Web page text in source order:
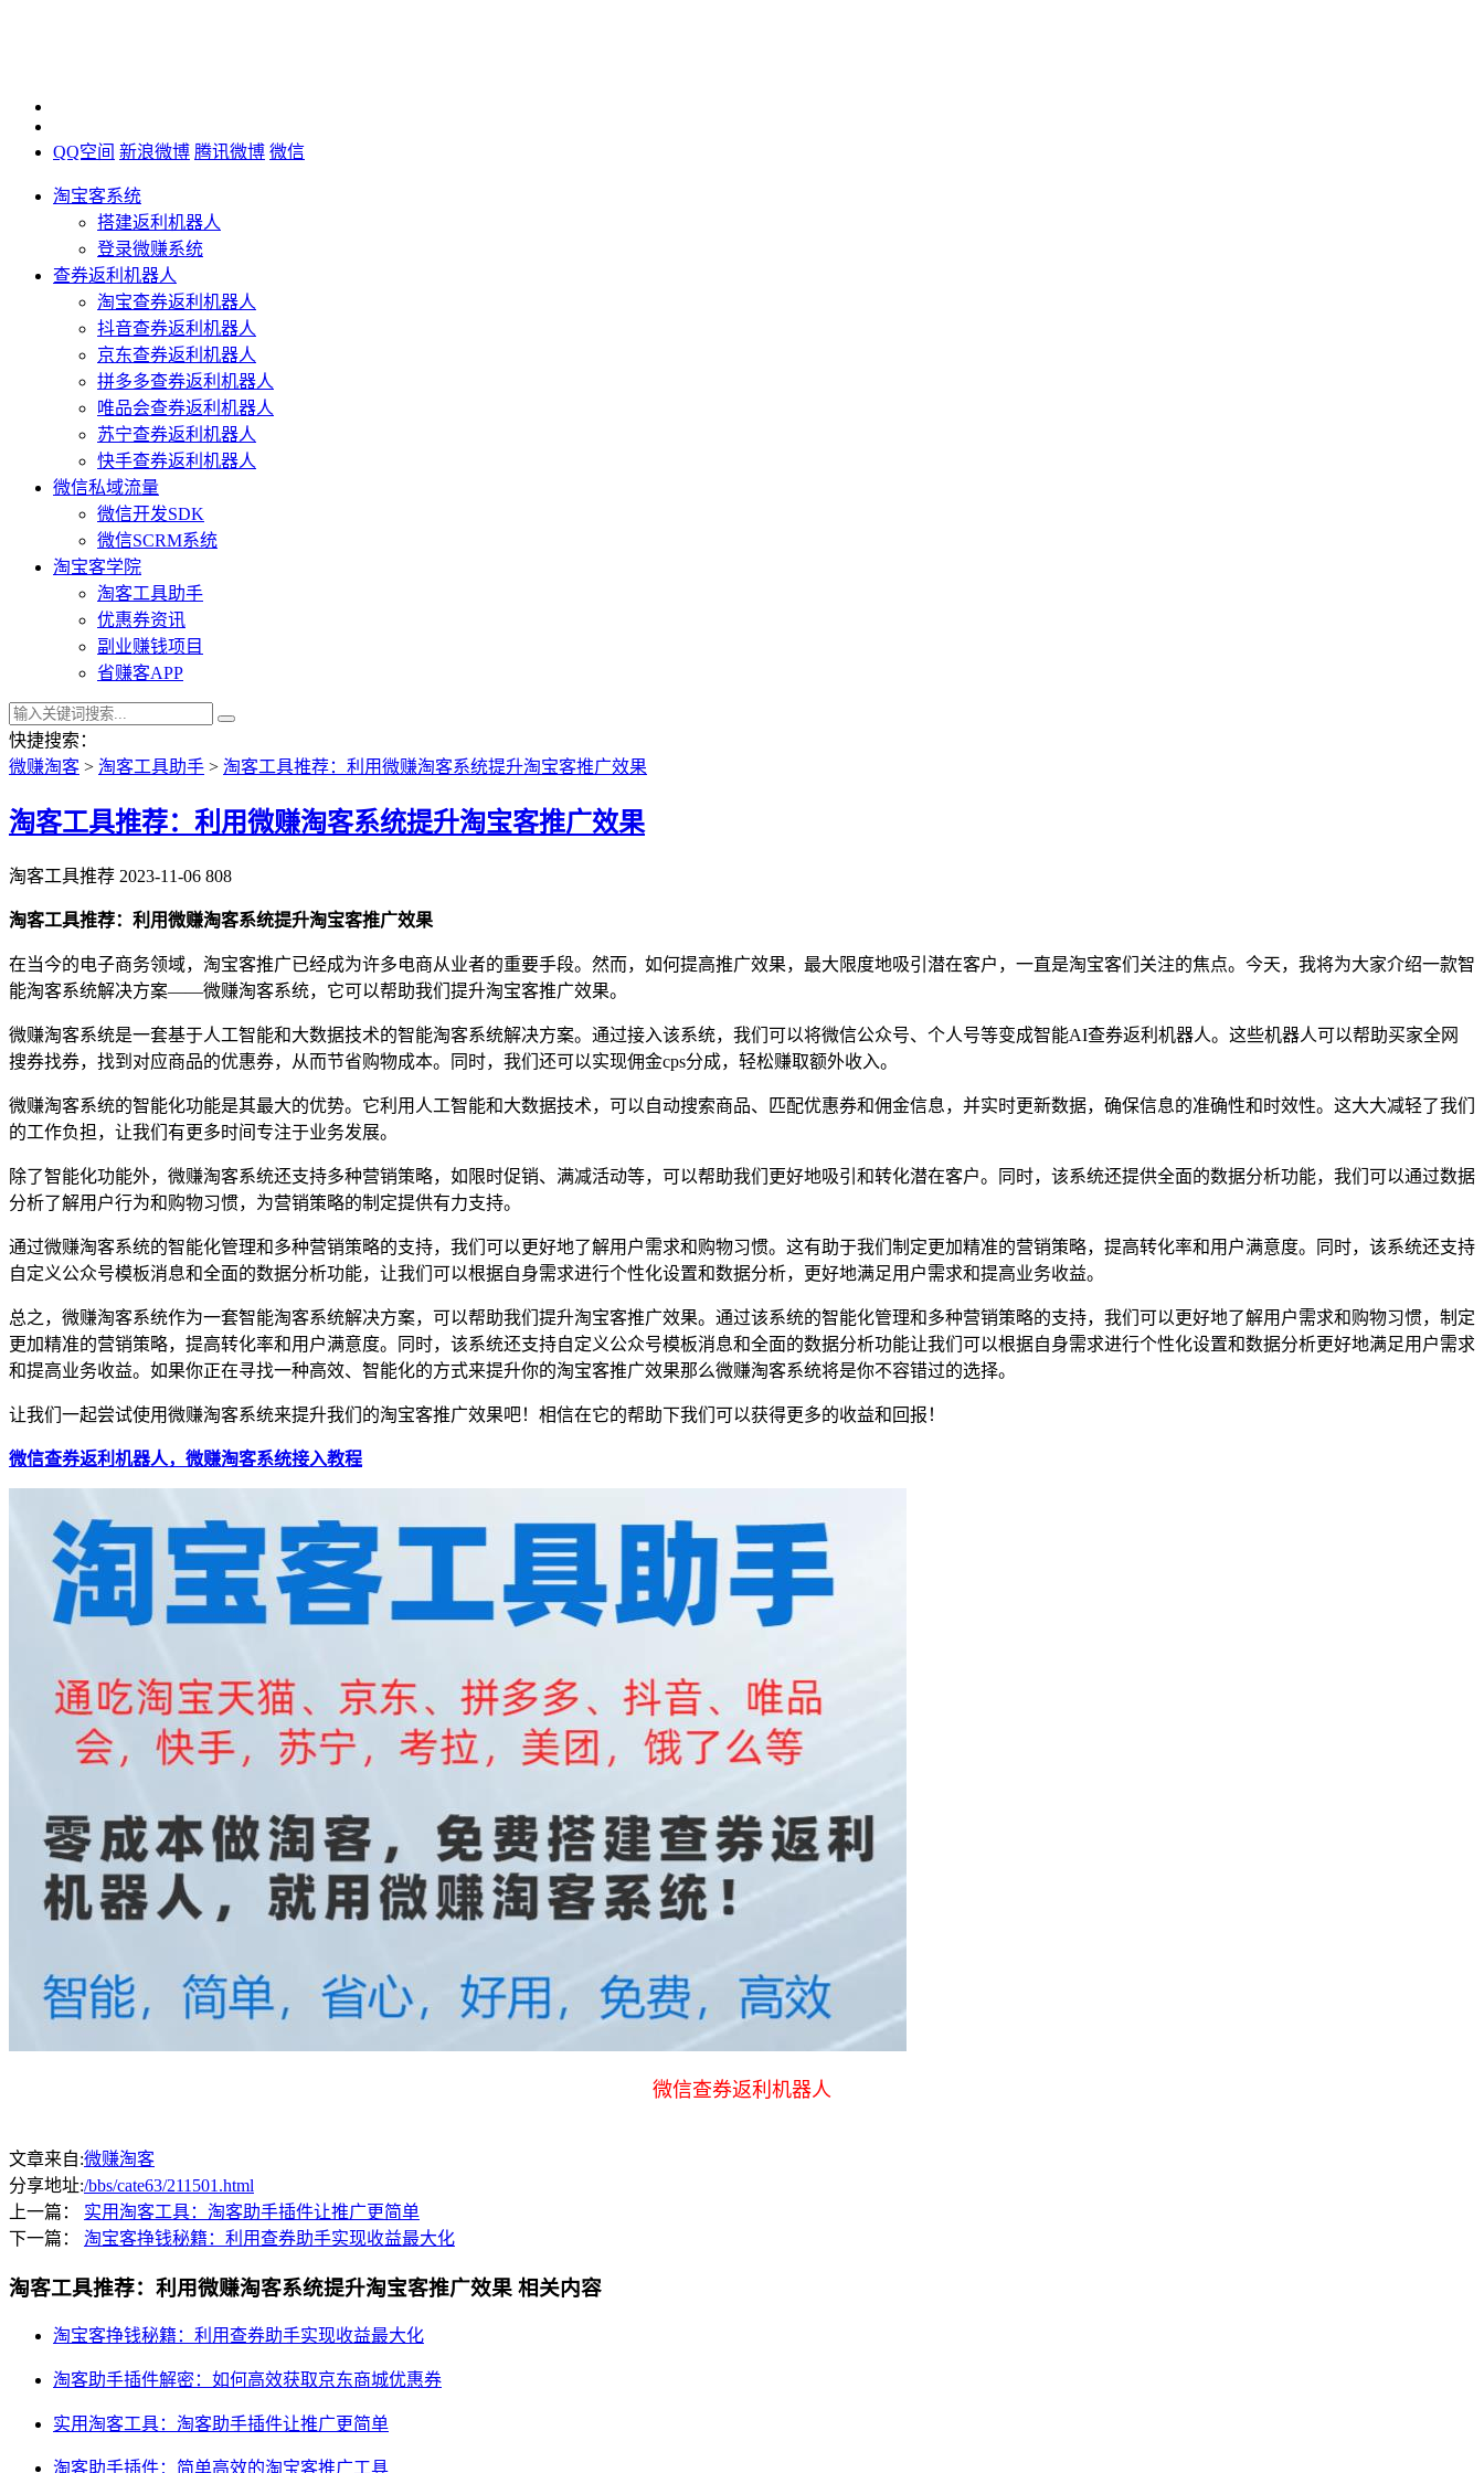
QQ空间 新浪微博 腾讯微博 微信
淘宝客系统
搭建返利机器人
登录微赚系统
查券返利机器人
淘宝查券返利机器人
抖音查券返利机器人
京东查券返利机器人
拼多多查券返利机器人
唯品会查券返利机器人
苏宁查券返利机器人
快手查券返利机器人
微信私域流量
微信开发SDK
微信SCRM系统
淘宝客学院
淘客工具助手
优惠券资讯
副业赚钱项目
省赚客APP
快捷搜索：
微赚淘客 > 淘客工具助手 > 淘客工具推荐：利用微赚淘客系统提升淘宝客推广效果
淘客工具推荐：利用微赚淘客系统提升淘宝客推广效果
淘客工具推荐 2023-11-06 808
淘客工具推荐：利用微赚淘客系统提升淘宝客推广效果
在当今的电子商务领域，淘宝客推广已经成为许多电商从业者的重要手段。然而，如何提高推广效果，最大限度地吸引潜在客户，一直是淘宝客们关注的焦点。今天，我将为大家介绍一款智
能淘客系统解决方案——微赚淘客系统，它可以帮助我们提升淘宝客推广效果。
微赚淘客系统是一套基于人工智能和大数据技术的智能淘客系统解决方案。通过接入该系统，我们可以将微信公众号、个人号等变成智能AI查券返利机器人。这些机器人可以帮助买家全网
搜券找券，找到对应商品的优惠券，从而节省购物成本。同时，我们还可以实现佣金cps分成，轻松赚取额外收入。
微赚淘客系统的智能化功能是其最大的优势。它利用人工智能和大数据技术，可以自动搜索商品、匹配优惠券和佣金信息，并实时更新数据，确保信息的准确性和时效性。这大大减轻了我们
的工作负担，让我们有更多时间专注于业务发展。
除了智能化功能外，微赚淘客系统还支持多种营销策略，如限时促销、满减活动等，可以帮助我们更好地吸引和转化潜在客户。同时，该系统还提供全面的数据分析功能，我们可以通过数据
分析了解用户行为和购物习惯，为营销策略的制定提供有力支持。
通过微赚淘客系统的智能化管理和多种营销策略的支持，我们可以更好地了解用户需求和购物习惯。这有助于我们制定更加精准的营销策略，提高转化率和用户满意度。同时，该系统还支持
自定义公众号模板消息和全面的数据分析功能，让我们可以根据自身需求进行个性化设置和数据分析，更好地满足用户需求和提高业务收益。
总之，微赚淘客系统作为一套智能淘客系统解决方案，可以帮助我们提升淘宝客推广效果。通过该系统的智能化管理和多种营销策略的支持，我们可以更好地了解用户需求和购物习惯，制定
更加精准的营销策略，提高转化率和用户满意度。同时，该系统还支持自定义公众号模板消息和全面的数据分析功能让我们可以根据自身需求进行个性化设置和数据分析更好地满足用户需求
和提高业务收益。如果你正在寻找一种高效、智能化的方式来提升你的淘宝客推广效果那么微赚淘客系统将是你不容错过的选择。
让我们一起尝试使用微赚淘客系统来提升我们的淘宝客推广效果吧！相信在它的帮助下我们可以获得更多的收益和回报！
微信查券返利机器人，微赚淘客系统接入教程
微信查券返利机器人
文章来自:微赚淘客
分享地址:/bbs/cate63/211501.html
上一篇： 实用淘客工具：淘客助手插件让推广更简单
下一篇： 淘宝客挣钱秘籍：利用查券助手实现收益最大化
淘客工具推荐：利用微赚淘客系统提升淘宝客推广效果 相关内容
淘宝客挣钱秘籍：利用查券助手实现收益最大化
淘客助手插件解密：如何高效获取京东商城优惠券
实用淘客工具：淘客助手插件让推广更简单
淘客助手插件：简单高效的淘宝客推广工具